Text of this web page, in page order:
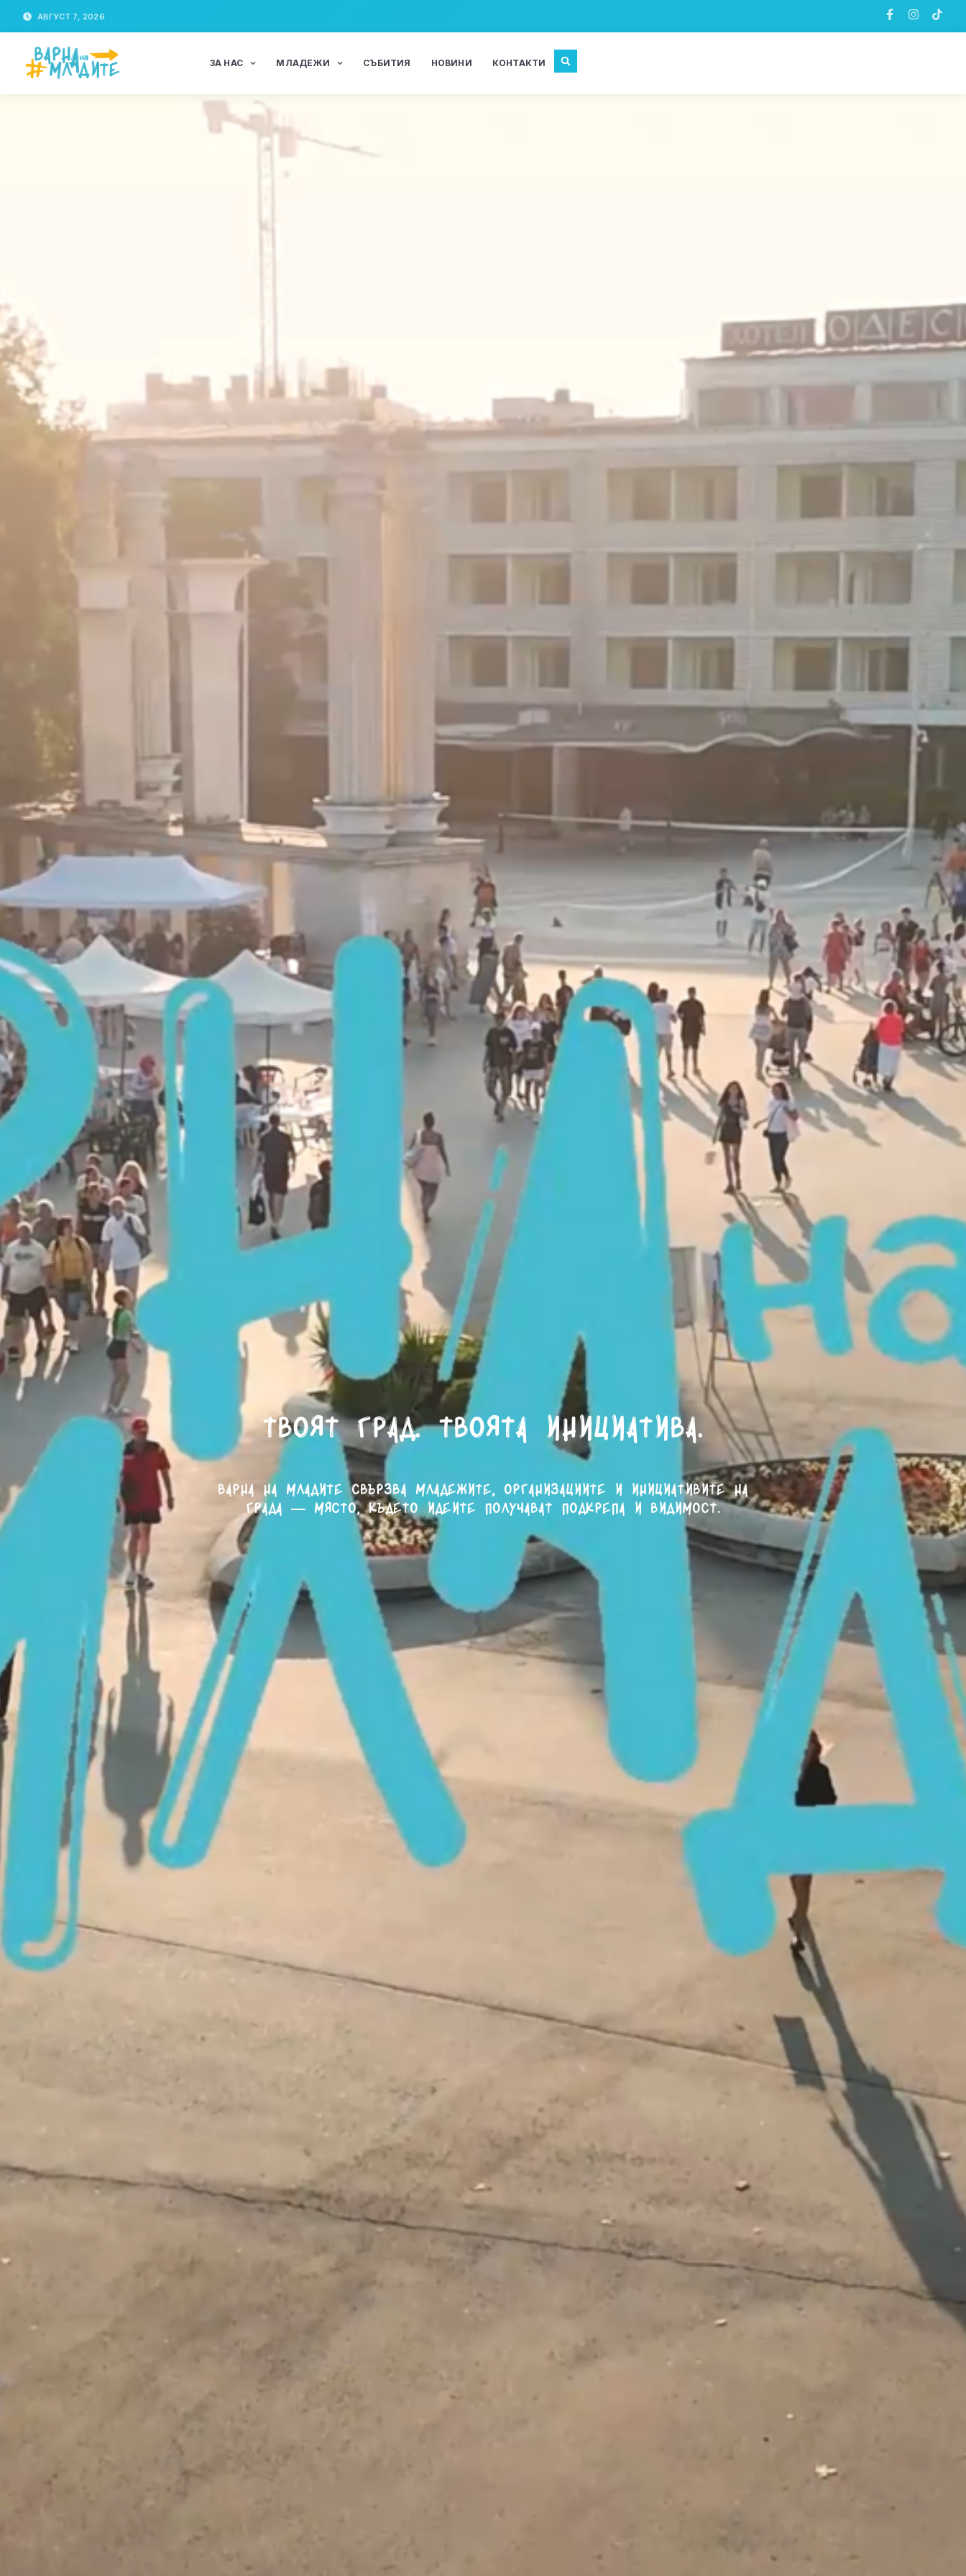
АВГУСТ 7, 2026
ЗА НАС МЛАДЕЖИ СЪБИТИЯ НОВИНИ КОНТАКТИ
Твоят град. Твоята инициатива.
Варна на младите свързва младежите, организациите и инициативите на
града — място, където идеите получават подкрепа и видимост.